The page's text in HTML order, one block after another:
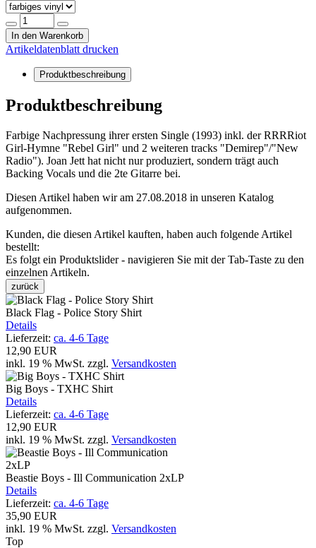
In den Warenkorb
Artikeldatenblatt drucken
Produktbeschreibung
Produktbeschreibung
Farbige Nachpressung ihrer ersten Single (1993) inkl. der RRRRiot
Girl-Hymne "Rebel Girl" und 2 weiteren tracks "Demirep"/"New
Radio"). Joan Jett hat nicht nur produziert, sondern trägt auch
Backing Vocals und die 2te Gitarre bei.
Diesen Artikel haben wir am 27.08.2018 in unseren Katalog
aufgenommen.
Kunden, die diesen Artikel kauften, haben auch folgende Artikel
bestellt:
Es folgt ein Produktslider - navigieren Sie mit der Tab-Taste zu den
einzelnen Artikeln.
zurück
Black Flag - Police Story Shirt
Details
Lieferzeit: ca. 4-6 Tage
12,90 EUR
inkl. 19 % MwSt. zzgl. Versandkosten
Big Boys - TXHC Shirt
Details
Lieferzeit: ca. 4-6 Tage
12,90 EUR
inkl. 19 % MwSt. zzgl. Versandkosten
Beastie Boys - Ill Communication 2xLP
Details
Lieferzeit: ca. 4-6 Tage
35,90 EUR
inkl. 19 % MwSt. zzgl. Versandkosten
Top